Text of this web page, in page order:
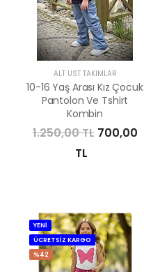
ALT ÜST TAKIMLAR
10-16 Yaş Arası Kız Çocuk
Pantolon Ve Tshirt
Kombin
1.250,00 TL 700,00
TL
YENİ
ÜCRETSİZ KARGO
%42